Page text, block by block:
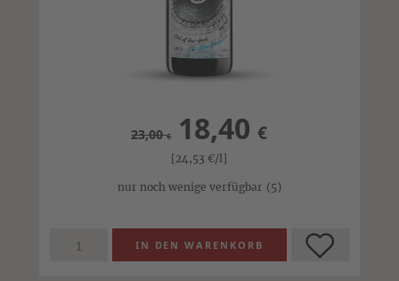
23,00€ 18,40€
[24,53€/l]
nur noch wenige verfügbar (5)